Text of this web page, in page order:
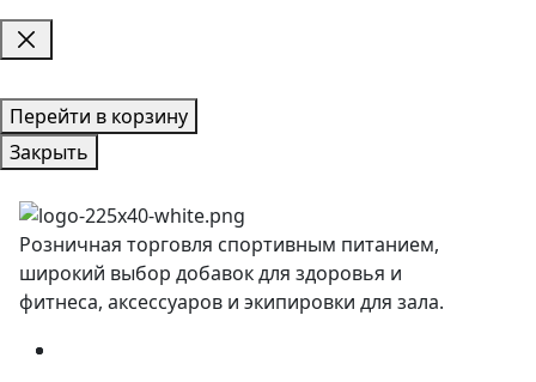
Перейти в корзину
Закрыть
Розничная торговля спортивным питанием,
широкий выбор добавок для здоровья и
фитнеса, аксессуаров и экипировки для зала.